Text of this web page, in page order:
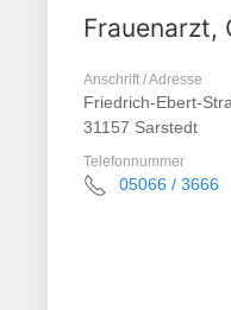
Frauenarzt,
Anschrift / Adresse
Friedrich-Ebert-
31157 Sarstedt
Telefonnummer
05066 / 3666